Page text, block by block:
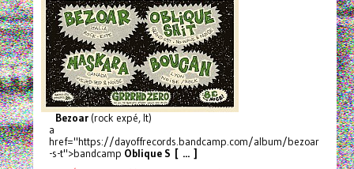
Bezoar(rock expé, It)
a
href="https://dayoffrecords.bandcamp.com/album/bezoar
-s-t">bandcamp Oblique S [ ... ]